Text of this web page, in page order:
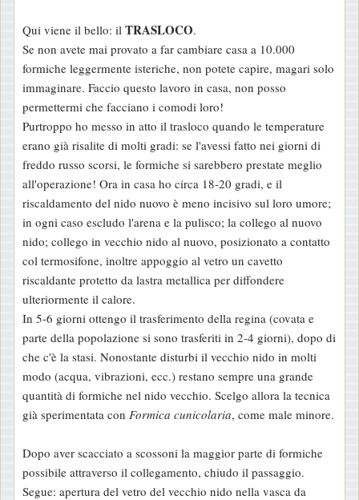
Qui viene il bello: il TRASLOCO.
Se non avete mai provato a far cambiare casa a 10.000
formiche leggermente isteriche, non potete capire, magari solo
immaginare. Faccio questo lavoro in casa, non posso
permettermi che facciano i comodi loro!
Purtroppo ho messo in atto il trasloco quando le temperature
erano già risalite di molti gradi: se l'avessi fatto nei giorni di
freddo russo scorsi, le formiche si sarebbero prestate meglio
all'operazione! Ora in casa ho circa 18-20 gradi, e il
riscaldamento del nido nuovo è meno incisivo sul loro umore;
in ogni caso escludo l'arena e la pulisco; la collego al nuovo
nido; collego in vecchio nido al nuovo, posizionato a contatto
col termosifone, inoltre appoggio al vetro un cavetto
riscaldante protetto da lastra metallica per diffondere
ulteriormente il calore.
In 5-6 giorni ottengo il trasferimento della regina (covata e
parte della popolazione si sono trasferiti in 2-4 giorni), dopo di
che c'è la stasi. Nonostante disturbi il vecchio nido in molti
modo (acqua, vibrazioni, ecc.) restano sempre una grande
quantità di formiche nel nido vecchio. Scelgo allora la tecnica
già sperimentata con Formica cunicolaria, come male minore.
Dopo aver scacciato a scossoni la maggior parte di formiche
possibile attraverso il collegamento, chiudo il passaggio.
Segue: apertura del vetro del vecchio nido nella vasca da